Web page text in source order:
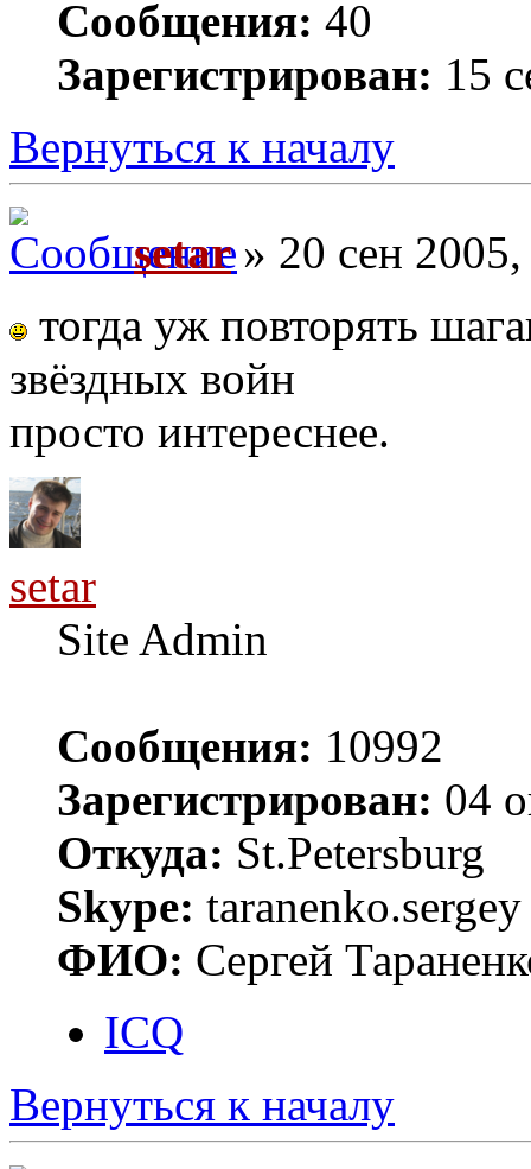
Сообщения: 40
Зарегистрирован: 15
Вернуться к началу
setar» 20 сен
тогда уж повторять
звёздных войн
просто интереснее.
setar
Site Admin
Сообщения: 10992
Зарегистрирован: 04
Откуда: St.Petersburg
Skype: taranenko.sergey
ФИО: Сергей
ICQ
Вернуться к началу